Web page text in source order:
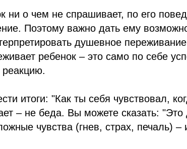
ни о чем не спрашивает, по его
Поэтому важно дать ему
душевное
ребенок – это само по себе
реакцию.
итоги: "Как ты себя чувствовал,
– не беда. Вы можете сказать: "Это
чувства (гнев, страх, печаль) –